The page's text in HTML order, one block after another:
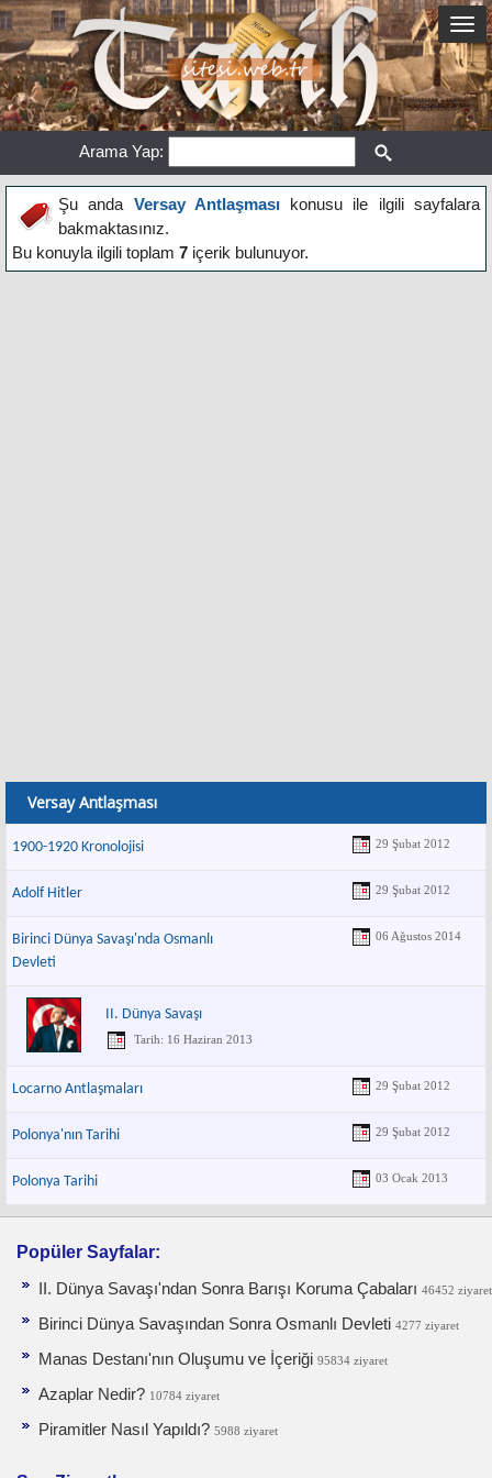
Arama Yap:
Şu anda Versay Antlaşmasıkonusu ile ilgili sayfalara
bakmaktasınız.
Bu konuyla ilgili toplam 7 içerik bulunuyor.
Versay Antlaşması
1900-1920 Kronolojisi 29 Şubat 2012
Adolf Hitler 29 Şubat 2012
Birinci Dünya Savaşı'nda Osmanlı
Devleti
06 Ağustos 2014
II. Dünya Savaşı
Tarih: 16 Haziran 2013
Locarno Antlaşmaları 29 Şubat 2012
Polonya'nın Tarihi 29 Şubat 2012
Polonya Tarihi 03 Ocak 2013
Popüler Sayfalar:
II. Dünya Savaşı'ndan Sonra Barışı Koruma Ça­baları 46452 ziyaret
Birinci Dünya Savaşından Sonra Osmanlı Devleti 4277 ziyaret
Manas Destanı'nın Oluşumu ve İçeriği 95834 ziyaret
Azaplar Nedir? 10784 ziyaret
Piramitler Nasıl Yapıldı? 5988 ziyaret